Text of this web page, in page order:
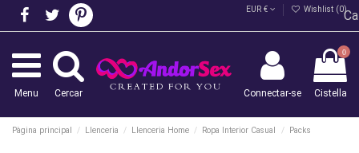
EUR € Wishlist (0)
Menu Cercar Connectar-se
0
Cistella
Pàgina principal Llenceria Llenceria Home Ropa Interior Casual Packs